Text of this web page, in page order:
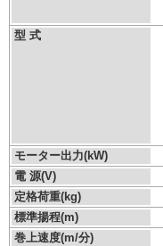
型 式
モーター出力(kW)
電 源(V)
定格荷重(kg)
標準揚程(m)
巻上速度(m/分)